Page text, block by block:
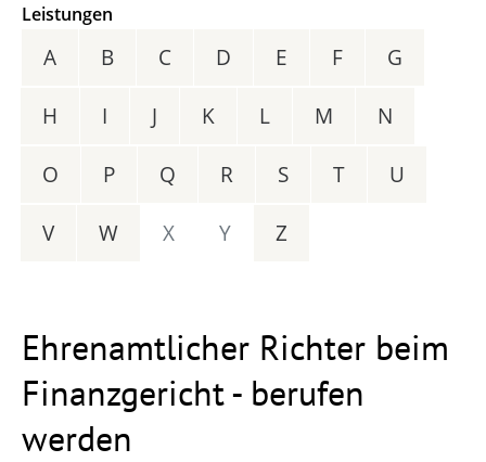
Leistungen
A B C D E F G
H I J K L M N
O P Q R S T U
V W X Y Z
Ehrenamtlicher Richter beim
Finanzgericht - berufen
werden